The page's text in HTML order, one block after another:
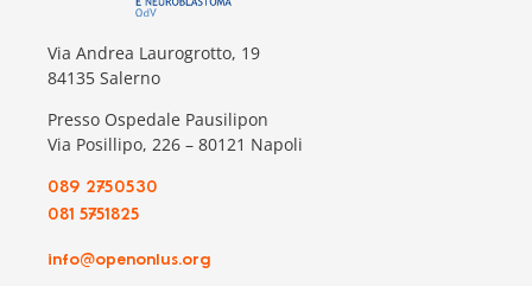
Via Andrea Laurogrotto, 19
84135 Salerno
Presso Ospedale Pausilipon
Via Posillipo, 226 – 80121 Napoli
089 2750530
081 5751825
info@openonlus.org